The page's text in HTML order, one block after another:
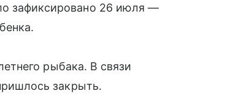
зафиксировано 26 июля —
рыбака. В связи
закрыть.